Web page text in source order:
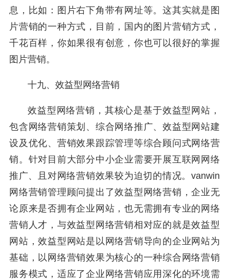
息，比如：图片右下角带有网址等。这其实就是图
片营销的一种方式，目前，国内的图片营销方式，
千花百样，你如果很有创意，你也可以很好的掌握
图片营销。
十九、效益型网络营销
效益型网络营销，其核心是基于效益型网站，
包含网络营销策划、综合网络推广、效益型网站建
设及优化、营销效果跟踪管理等综合顾问式网络营
销。针对目前大部分中小企业需要开展互联网网络
推广、且对网络营销效果较为迫切的情况。vanwin
网络营销管理顾问提出了效益型网络营销，企业无
论原来是否拥有企业网站，也无需拥有专业的网络
营销人才，与效益型网络营销相对应的就是效益型
网站，效益型网站是以网络营销导向的企业网站为
基础，以网络营销效果为核心的一种综合网络营销
服务模式，适应了企业网络营销应用深化的环境需